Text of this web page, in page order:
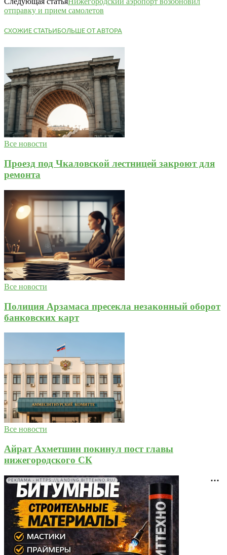
отправку и прием самолетов
СХОЖИЕ СТАТЬИБОЛЬШЕ ОТ АВТОРА
Все новости
Проезд под Чкаловской лестницей закроют для
ремонта
Все новости
Полиция Арзамаса пресекла незаконный оборот
банковских карт
Все новости
Айрат Ахметшин покинул пост главы
нижегородского СК
РЕКЛАМА • HTTPS://LANDING.BITTEHNO.RU/